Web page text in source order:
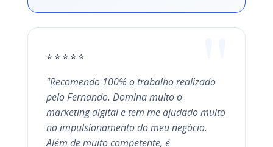
⭐⭐⭐⭐⭐
"Recomendo 100% o trabalho realizado
pelo Fernando. Domina muito o
marketing digital e tem me ajudado muito
no impulsionamento do meu negócio.
Além de muito competente, é